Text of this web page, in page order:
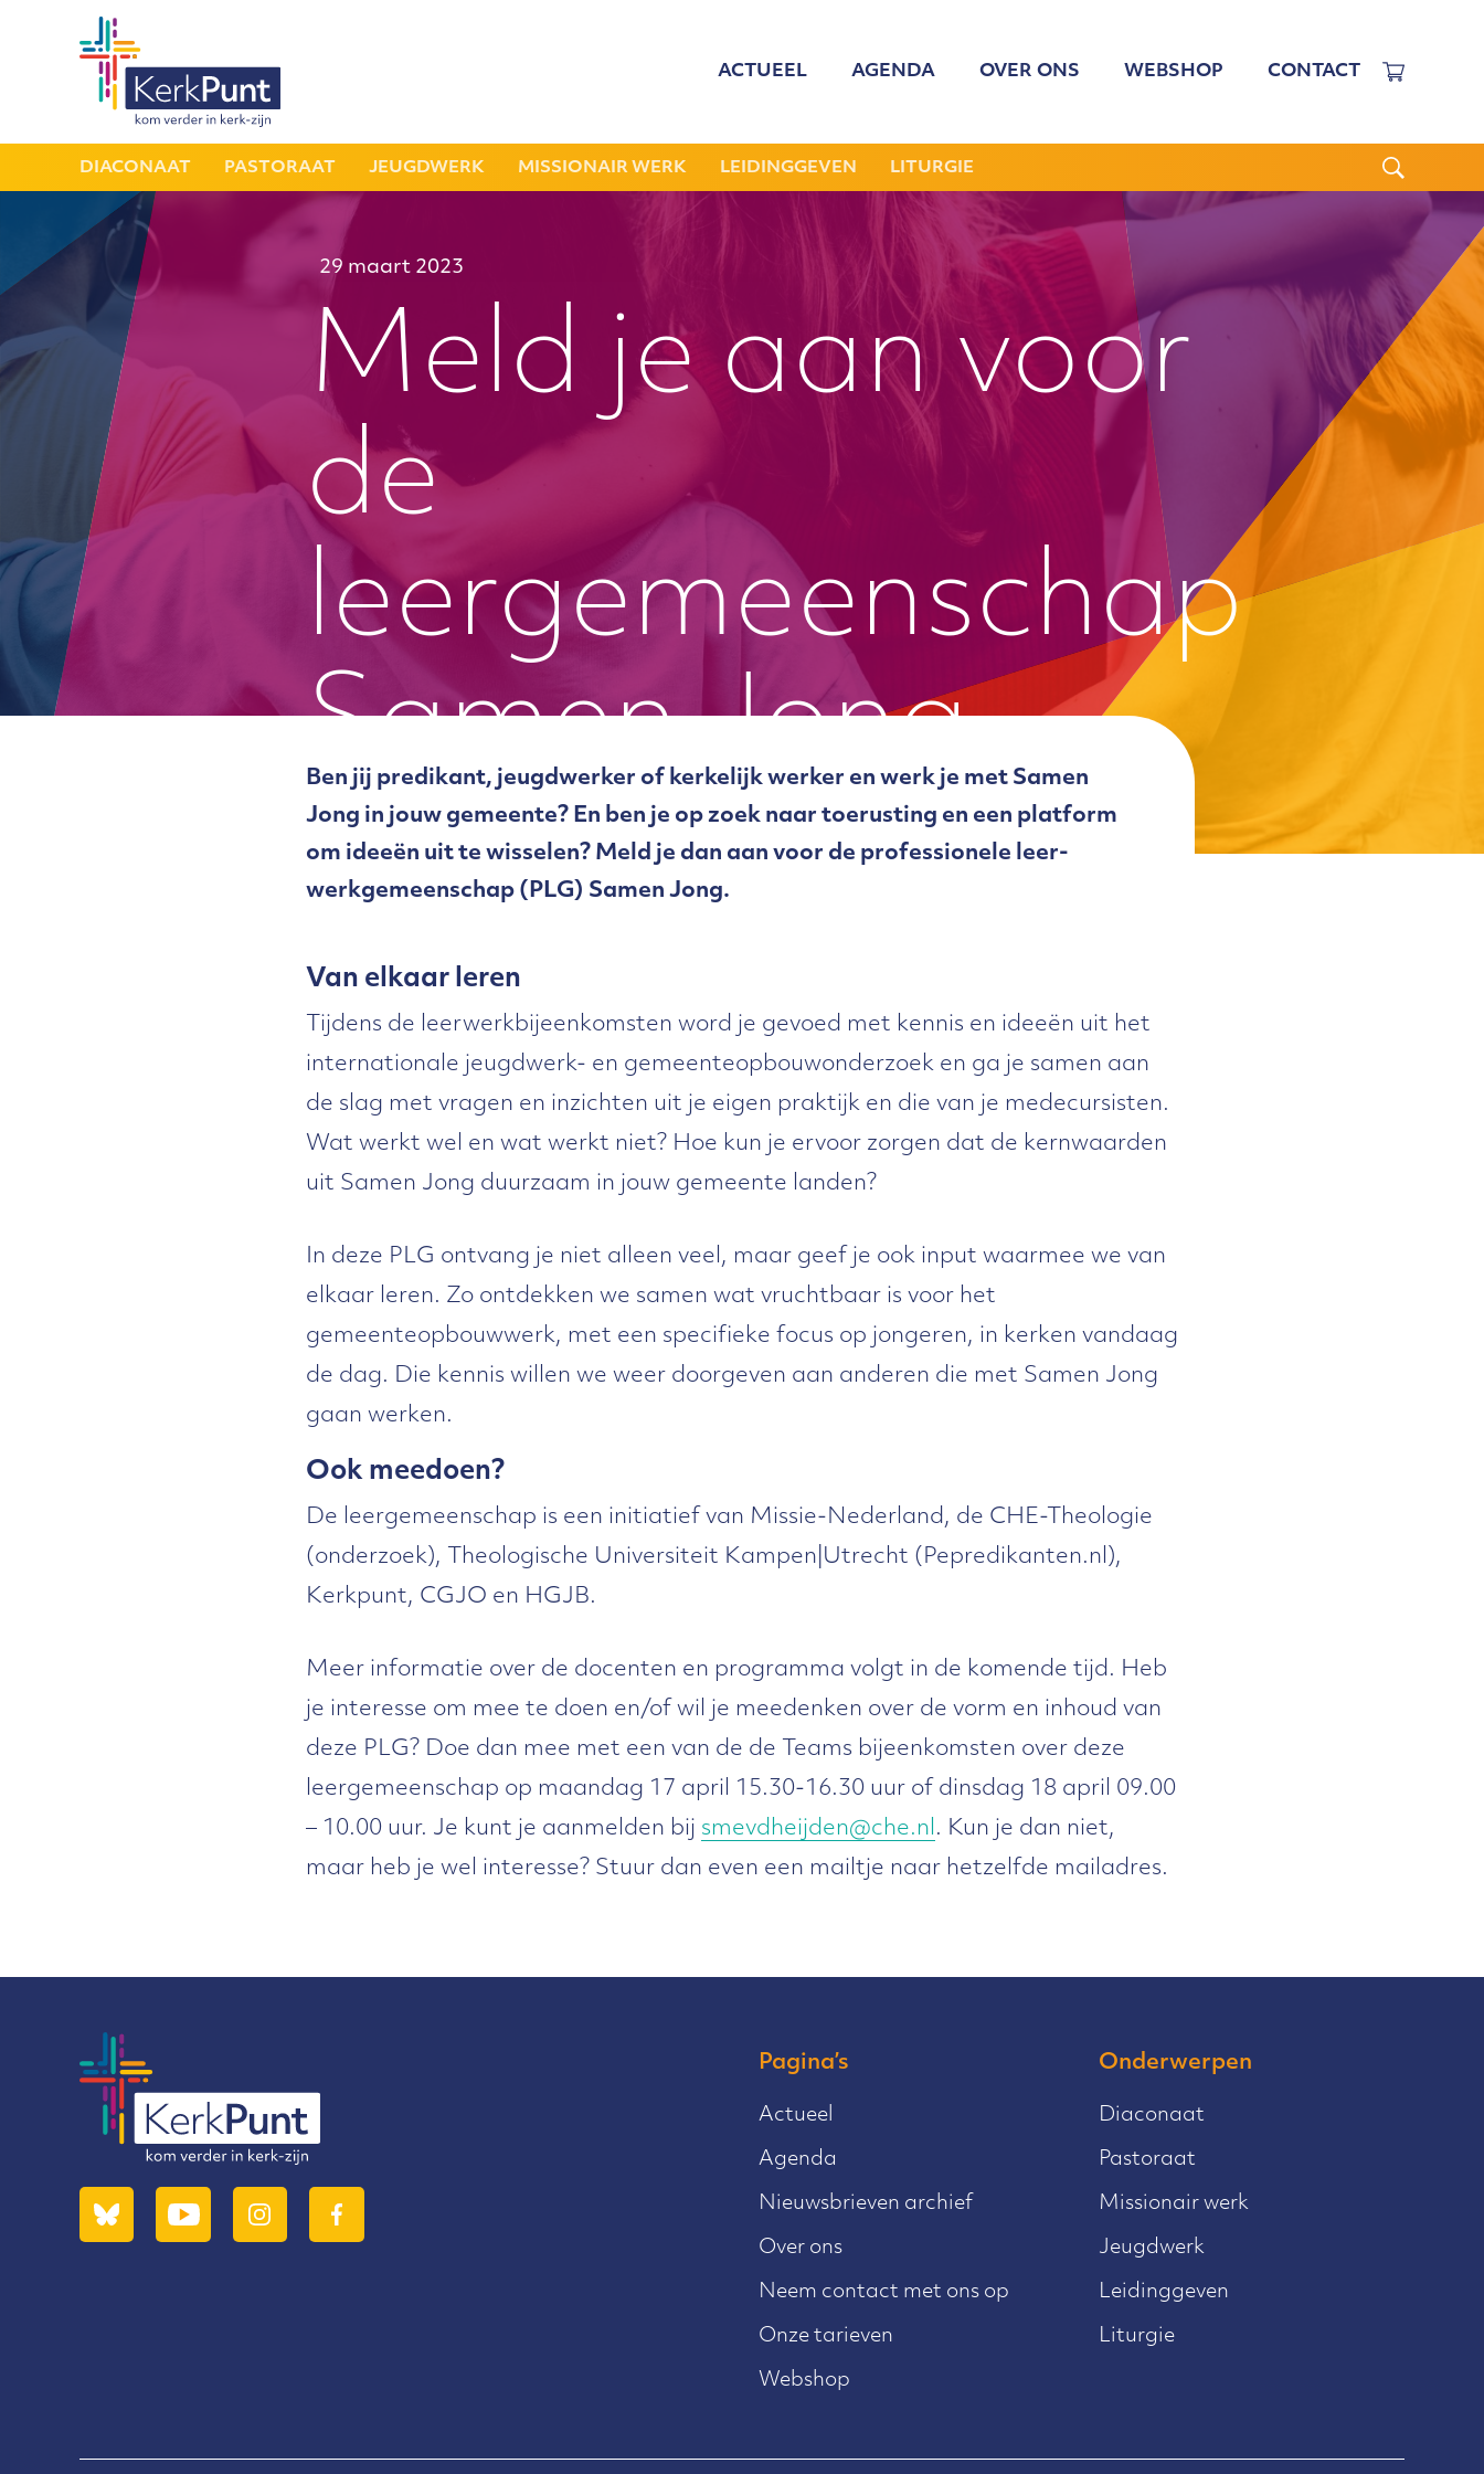
ACTUEEL AGENDA OVER ONS
GEZOCHT: LEDEN BESTUUR
CGJO
NIEUWSBRIEVEN
JAARVERSLAGEN
WEBSHOP CONTACT
DIACONAAT PASTORAAT JEUGDWERK MISSIONAIR WERK LEIDINGGEVEN LITURGIE
29 maart 2023
Meld je aan voor
de
leergemeenschap
Samen Jong
Ben jij predikant, jeugdwerker of kerkelijk werker en werk je met Samen
Jong in jouw gemeente? En ben je op zoek naar toerusting en een platform
om ideeën uit te wisselen? Meld je dan aan voor de professionele leer-
werkgemeenschap (PLG) Samen Jong.
Van elkaar leren
Tijdens de leerwerkbijeenkomsten word je gevoed met kennis en ideeën uit het
internationale jeugdwerk- en gemeenteopbouwonderzoek en ga je samen aan
de slag met vragen en inzichten uit je eigen praktijk en die van je medecursisten.
Wat werkt wel en wat werkt niet? Hoe kun je ervoor zorgen dat de kernwaarden
uit Samen Jong duurzaam in jouw gemeente landen?
In deze PLG ontvang je niet alleen veel, maar geef je ook input waarmee we van
elkaar leren. Zo ontdekken we samen wat vruchtbaar is voor het
gemeenteopbouwwerk, met een specifieke focus op jongeren, in kerken vandaag
de dag. Die kennis willen we weer doorgeven aan anderen die met Samen Jong
gaan werken.
Ook meedoen?
De leergemeenschap is een initiatief van Missie-Nederland, de CHE-Theologie
(onderzoek), Theologische Universiteit Kampen|Utrecht (Pepredikanten.nl),
Kerkpunt, CGJO en HGJB.
Meer informatie over de docenten en programma volgt in de komende tijd. Heb
je interesse om mee te doen en/of wil je meedenken over de vorm en inhoud van
deze PLG? Doe dan mee met een van de de Teams bijeenkomsten over deze
leergemeenschap op maandag 17 april 15.30-16.30 uur of dinsdag 18 april 09.00
– 10.00 uur. Je kunt je aanmelden bij smevdheijden@che.nl . Kun je dan niet,
maar heb je wel interesse? Stuur dan even een mailtje naar hetzelfde mailadres.
Pagina’s
Actueel
Agenda
Nieuwsbrieven archief
Over ons
Neem contact met ons op
Onze tarieven
Webshop
Onderwerpen
Diaconaat
Pastoraat
Missionair werk
Jeugdwerk
Leidinggeven
Liturgie